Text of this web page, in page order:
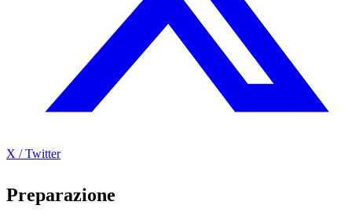
X / Twitter
Preparazione